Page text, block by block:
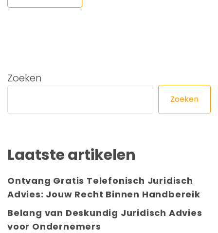
Zoeken
Zoeken
Laatste artikelen
Ontvang Gratis Telefonisch Juridisch
Advies: Jouw Recht Binnen Handbereik
Belang van Deskundig Juridisch Advies
voor Ondernemers